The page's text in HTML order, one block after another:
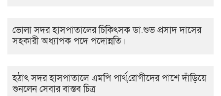
ভোলা সদর হাসপাতালের চিকিৎসক ডা.শুভ প্রসাদ দাসের
সহকারী অধ্যাপক পদে পদোন্নতি।
হঠাৎ সদর হাসপাতালে এমপি পার্থ,রোগীদের পাশে দাঁড়িয়ে
শুনলেন সেবার বাস্তব চিত্র